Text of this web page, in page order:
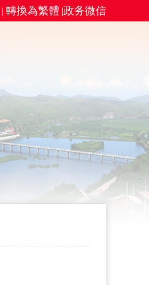
| 轉換為繁體 |政务微信